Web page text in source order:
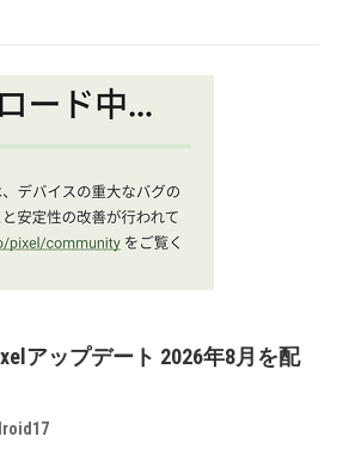
アップデート 2026年8月を配